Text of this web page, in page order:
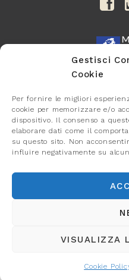
Gestisci
Cookie
Per fornire le migliori
cookie per memorizzare e/o
dispositivo. Il consenso a
elaborare dati come il
su questo sito. Non
influire negativamente su
VISUALIZZA
Cookie